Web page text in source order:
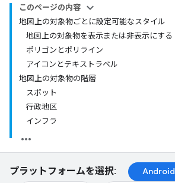
このページの内容
地図上の対象物ごとに設定可能なスタイル
地図上の対象物を表示または非表示にする
ポリゴンとポリライン
アイコンとテキストラベル
地図上の対象物の階層
スポット
行政地区
インフラ
プラットフォームを選択: Android